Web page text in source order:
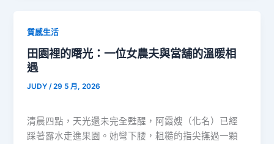
質感生活
田園裡的曙光：一位女農夫與當舖的溫暖相
遇
JUDY/29 5 月, 2026
清晨四點，天光還未完全甦醒，阿霞嫂（化名）已經
踩著露水走進果園。她彎下腰，粗糙的指尖撫過一顆